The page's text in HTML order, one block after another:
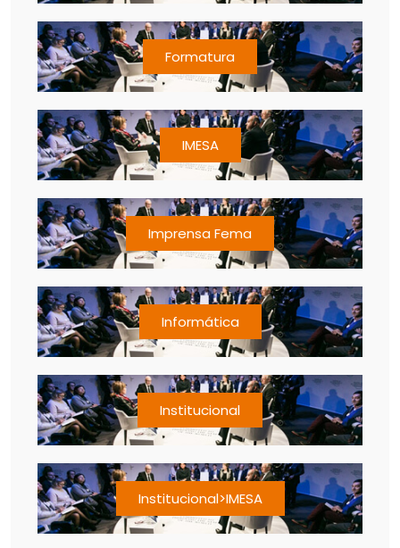
Formatura
IMESA
Imprensa Fema
Informática
Institucional
Institucional>IMESA